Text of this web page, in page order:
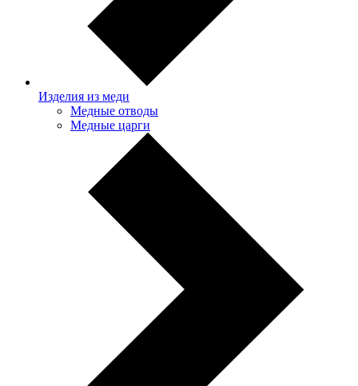
Изделия из меди
Медные отводы
Медные царги